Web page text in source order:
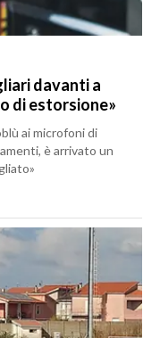
davanti a
di estorsione»
ai microfoni di
è arrivato un